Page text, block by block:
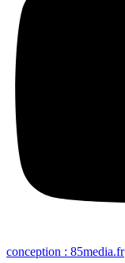
conception : 85media.fr